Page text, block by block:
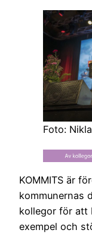
Foto:
KOMMITS är
kommunernas
kollegor för att
exempel och